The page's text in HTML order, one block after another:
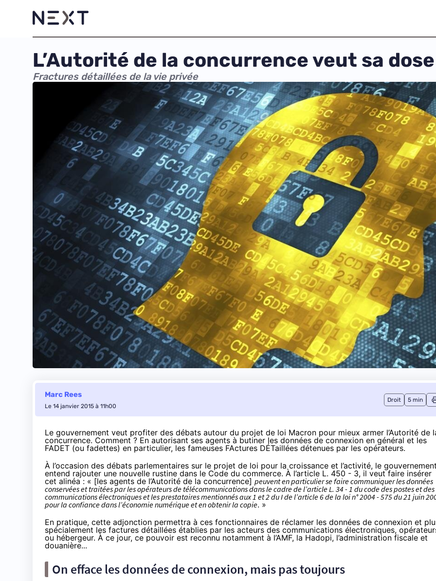
L’Autorité de la concurrence veut sa dose
Fractures détaillées de la vie privée
Marc Rees
Le 14 janvier 2015 à 11h00
Droit 5 min
Le gouvernement veut profiter des débats autour du projet de loi Macron pour mieux armer l’Autorité de
concurrence. Comment ? En autorisant ses agents à butiner les données de connexion en général et les
FADET (ou fadettes) en particulier, les fameuses FActures DÉTaillées détenues par les opérateurs.
À l’occasion des débats parlementaires sur le projet de loi pour la croissance et l’activité, le gouvernement
entend rajouter une nouvelle rustine dans le Code du commerce. À l’article L. 450 - 3, il veut faire insérer
cet alinéa : « [les agents de l’Autorité de la concurrence] peuvent en particulier se faire communiquer les données
conservées et traitées par les opérateurs de télécommunications dans le cadre de l’article L. 34 - 1 du code des postes et des
communications électroniques et les prestataires mentionnés aux 1 et 2 du I de l’article 6 de la loi n° 2004 - 575 du 21 juin
pour la confiance dans l’économie numérique et en obtenir la copie. »
En pratique, cette adjonction permettra à ces fonctionnaires de réclamer les données de connexion et
spécialement les factures détaillées établies par les acteurs des communications électroniques,
ou hébergeur. À ce jour, ce pouvoir est reconnu notamment à l’AMF, la Hadopi, l’administration fiscale et
douanière...
On efface les données de connexion, mais pas toujours